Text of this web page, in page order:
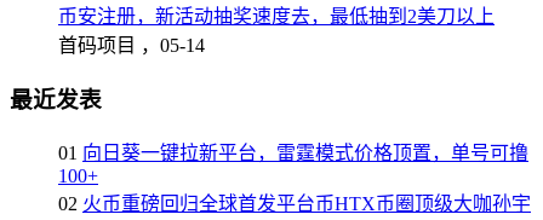
币安注册，新活动抽奖速度去，最低抽到2美刀以上
首码项目 ， 05-14
最近发表
01 向日葵一键拉新平台，雷霆模式价格顶置，单号可撸
100+
02 火币重磅回归全球首发平台币HTX币圈顶级大咖孙宇